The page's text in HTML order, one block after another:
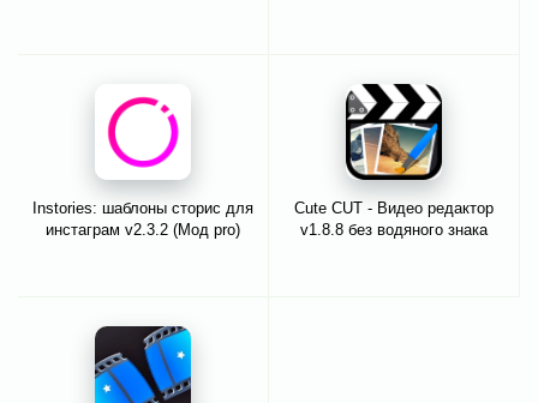
Instories: шаблоны сторис для
инстаграм v2.3.2 (Мод pro)
Cute CUT - Видео редактор
v1.8.8 без водяного знака